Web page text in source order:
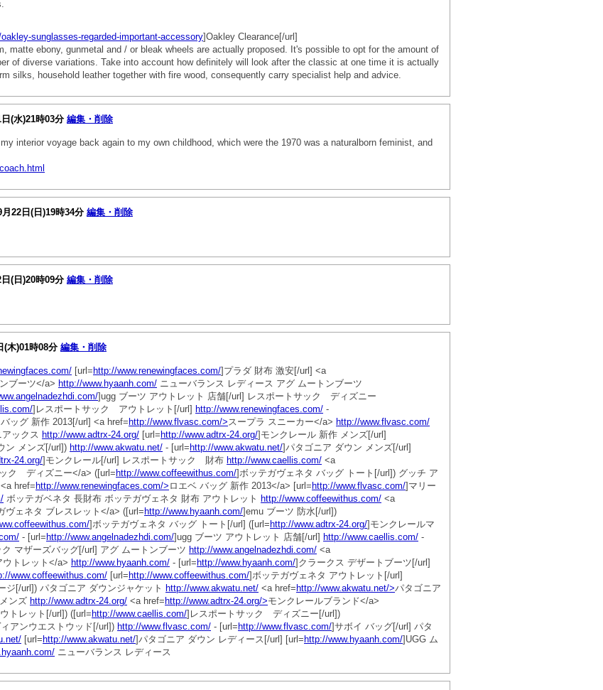
sunglasses-regarded-important-accessory]Oakley Clearance[/url]
matte ebony, gunmetal and / or bleak wheels are actually proposed. It's possible to opt for the amount of
of diverse variations. Take into account how definitely will look after the classic at one time it is actually
silks, household leather together with fire wood, consequently carry specialist help and advice.
(水)21時03分編集・削除
interior voyage back again to my own childhood, which were the 1970 was a naturalborn feminist, and
月22日(日)19時34分 編集・削除
(日)20時09分編集・削除
(木)01時08分編集・削除
[url= http://www.renewingfaces.com/]プラダ 財布 激安[/url] <a
ブーツ</a> http://www.hyaanh.com/ ニューバランス レディース アグ ムートンブーツ
]ugg ブーツ アウトレット 店舗[/url] レスポートサック ディズニー
]レスポートサック アウトレット[/url] http://www.renewingfaces.com/ -
ッグ 新作 2013[/url] <a href= http://www.flvasc.com/>スープラ スニーカー</a> http://www.flvasc.com/
ックス http://www.adtrx-24.org/ [url= http://www.adtrx-24.org/]モンクレール 新作 メンズ[/url]
ン メンズ[/url]) http://www.akwatu.net/ - [url= http://www.akwatu.net/]パタゴニア ダウン メンズ[/url]
24.org/]モンクレール[/url] レスポートサック 財布 http://www.caellis.com/ <a
ク ディズニー</a> ([url=http://www.coffeewithus.com/]ボッテガヴェネタ バッグ トート[/url]) グッチ ア
<a href= http://www.renewingfaces.com/> ロエベ バッグ 新作 2013</a> [url= http://www.flvasc.com/]マリー
ボッテガベネタ 長財布 ボッテガヴェネタ 財布 アウトレット http://www.coffeewithus.com/ <a
ヴェネタ ブレスレット</a> ([url=http://www.hyaanh.com/]emu ブーツ 防水[/url])
]ボッテガヴェネタ バッグ トート[/url] ([url= http://www.adtrx-24.org/]モンクレールマ
- [url= http://www.angelnadezhdi.com/]ugg ブーツ アウトレット 店舗[/url] http://www.caellis.com/ -
マザーズバッグ[/url] アグ ムートンブーツ http://www.angelnadezhdi.com/ <a
ウトレット</a> http://www.hyaanh.com/ - [url= http://www.hyaanh.com/]クラークス デザートブーツ[/url]
www.coffeewithus.com/ [url= http://www.coffeewithus.com/]ボッテガヴェネタ アウトレット[/url]
ジ[/url]) パタゴニア ダウンジャケット http://www.akwatu.net/ <a href= http://www.akwatu.net/>パタゴニア
ンズ http://www.adtrx-24.org/ <a href= http://www.adtrx-24.org/>モンクレールブランド</a>
トレット[/url]) ([url=http://www.caellis.com/]レスポートサック ディズニー[/url])
アンウエストウッド[/url]) http://www.flvasc.com/ - [url= http://www.flvasc.com/]サボイ バッグ[/url] パタ
[url= http://www.akwatu.net/]パタゴニア ダウン レディース[/url] [url= http://www.hyaanh.com/]UGG ム
ニューバランス レディース